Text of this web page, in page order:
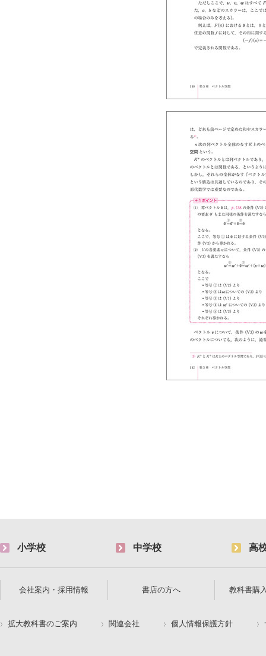
小学校 中学校 高
会社案内・採用情報 書店の方へ 教科書購
拡大教科書のご案内 関連会社 個人情報保護方針